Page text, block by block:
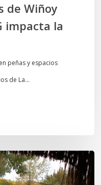
de Wiñoy
impacta la
peñas y espacios
de La…